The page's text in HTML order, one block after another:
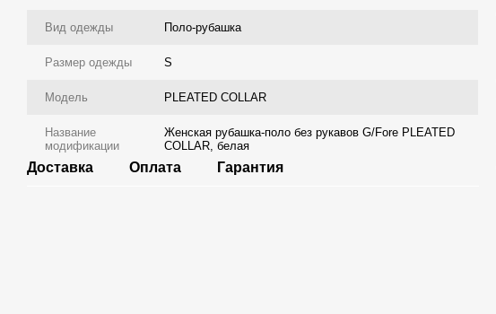
Вид одежды Поло-рубашка
Размер одежды S
Модель PLEATED COLLAR
Название
модификации
Женская рубашка-поло без рукавов G/Fore PLEATED
COLLAR, белая
Доставка Оплата Гарантия